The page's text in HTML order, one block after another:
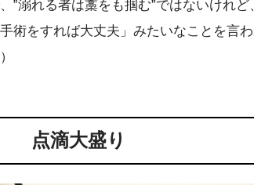
‟溺れる者は藁をも掴む”ではないけれ
術をすれば大丈夫」みたいなことを言
点滴大盛り